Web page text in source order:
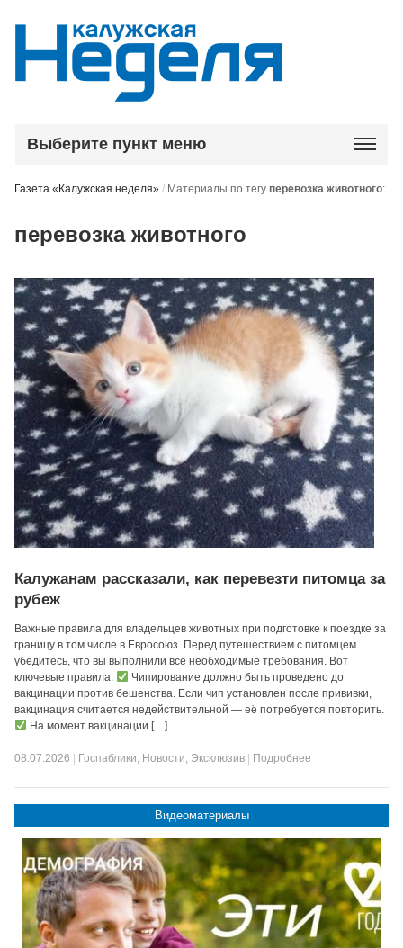
Выберите пункт меню
Газета «Калужская неделя» / Материалы по тегуперевозка животного:
перевозка животного
Калужанам рассказали, как перевезти питомца за
рубеж
Важные правила для владельцев животных при подготовке к поездке за
границу в том числе в Евросоюз. Перед путешествием с питомцем
убедитесь, что вы выполнили все необходимые требования. Вот
ключевые правила:
Чипирование должно быть проведено до
вакцинации против бешенства. Если чип установлен после прививки,
вакцинация считается недействительной — её потребуется повторить.
На момент вакцинации […]
08.07.2026 Госпаблики, Новости, Эксклюзив Подробнее
Видеоматериалы